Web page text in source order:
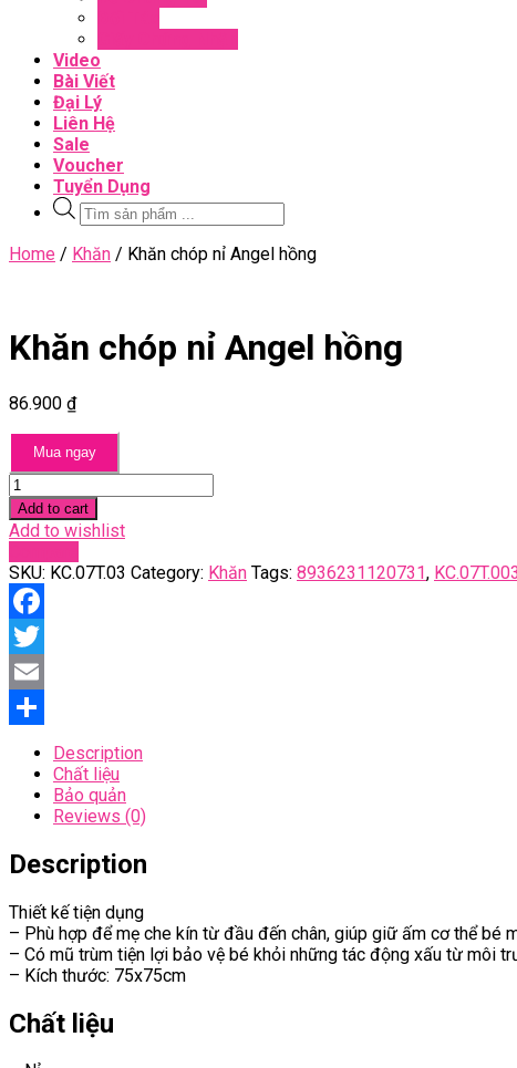
Video
Bài Viết
Đại Lý
Liên Hệ
Sale
Voucher
Tuyển Dụng
Tìm
kiếm
sản
phẩm
Close
Home / Khăn / Khăn chóp nỉ Angel hồng
Khăn chóp nỉ Angel hồng
86.900 ₫
Mua ngay
Khăn
chóp
nỉ
Angel
hồng
quantity
Add to cart
Add to wishlist
SKU: KC.07T.03 Category: Khăn Tags: 8936231120731, KC.07T.003
Facebook
Twitter
Email
Description
Chất liệu
Bảo quản
Reviews (0)
Description
Thiết kế tiện dụng
– Phù hợp để mẹ che kín từ đầu đến chân, giúp giữ ấm cơ thể bé
– Có mũ trùm tiện lợi bảo vệ bé khỏi những tác động xấu từ môi
– Kích thước: 75x75cm
Chất liệu